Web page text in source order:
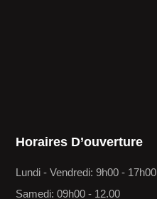
Horaires D’ouverture
Lundi - Vendredi: 9h00 - 17h00
Samedi: 09h00 - 12.00